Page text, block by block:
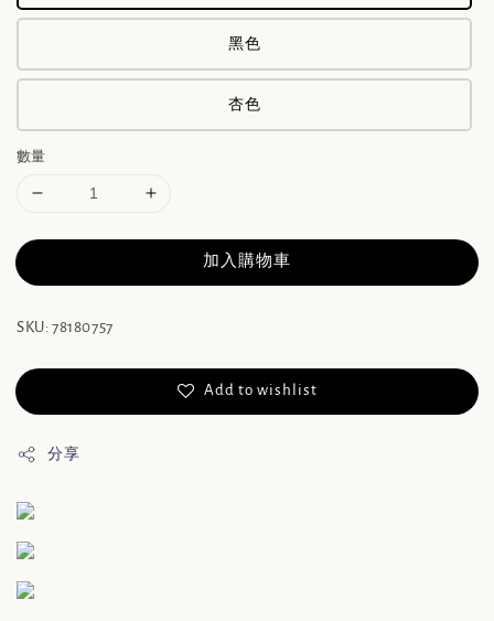
黑色
杏色
數量
加入購物車
SKU: 78180757
Add to wishlist
分享